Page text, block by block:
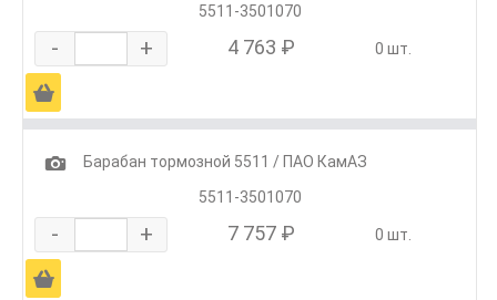
5511-3501070
- + 4 763 ₽ 0 шт.
Ä
1
Барабан тормозной 5511 / ПАО КамАЗ
5511-3501070
- + 7 757 ₽ 0 шт.
Ä